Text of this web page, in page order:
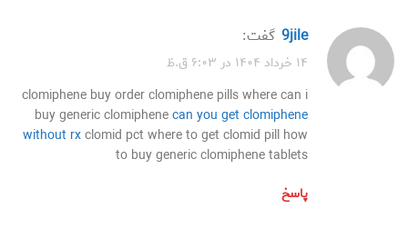
9jile گفت:
۱۴ خرداد ۱۴۰۴ در ۶:۰۳ ق.ظ
clomiphene buy order clomiphene pills where can i
buy generic clomiphenecan you get clomiphene
without rxclomid pct where to get clomid pill how
to buy generic clomiphene tablets
پاسخ